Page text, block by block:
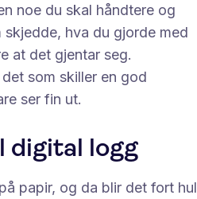
noe du skal håndtere og
hva du gjorde med
at det gjentar seg.
det som skiller en god
ser fin ut.
digital logg
papir, og da blir det fort